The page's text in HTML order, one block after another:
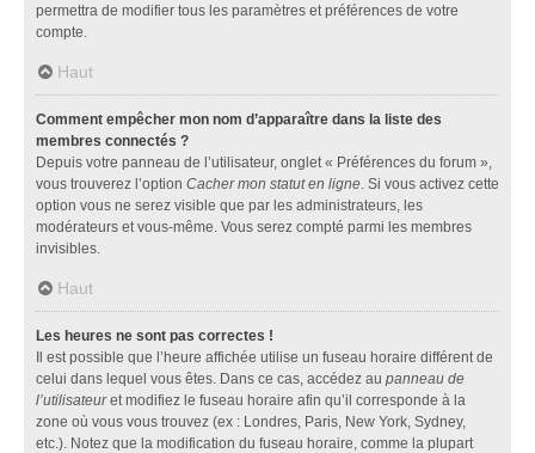
permettra de modifier tous les paramètres et préférences de votre
compte.
Haut
Comment empêcher mon nom d’apparaître dans la liste des
membres connectés ?
Depuis votre panneau de l’utilisateur, onglet « Préférences du forum »,
vous trouverez l’option Cacher mon statut en ligne. Si vous activez cette
option vous ne serez visible que par les administrateurs, les
modérateurs et vous-même. Vous serez compté parmi les membres
invisibles.
Haut
Les heures ne sont pas correctes !
Il est possible que l’heure affichée utilise un fuseau horaire différent de
celui dans lequel vous êtes. Dans ce cas, accédez au panneau de
l’utilisateuret modifiez le fuseau horaire afin qu’il corresponde à la
zone où vous vous trouvez (ex : Londres, Paris, New York, Sydney,
etc.). Notez que la modification du fuseau horaire, comme la plupart